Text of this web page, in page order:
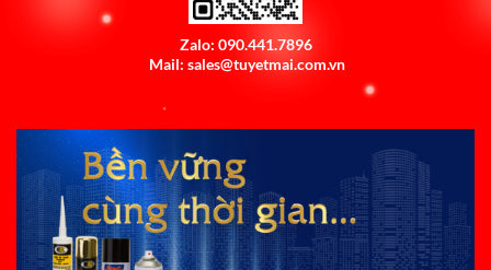
Zalo: 090.441.7896
Mail: sales@tuyetmai.com.vn